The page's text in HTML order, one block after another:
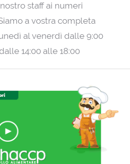
staff ai numeri
a vostra completa
al venerdì dalle 9:00
14:00 alle 18:00